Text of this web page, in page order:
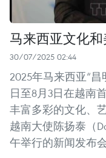
马来西亚文化
30/07/2025 02:44
2025年马来西亚“昌
日至8月3日在越南
丰富多彩的文化、
越南大使陈扬泰（
午举行的新闻发布